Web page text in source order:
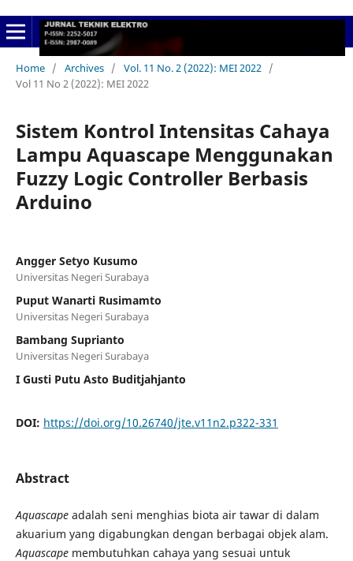
Home / Archives / Vol. 11 No. 2 (2022): MEI 2022 /
Vol 11 No 2 (2022): MEI 2022
Sistem Kontrol Intensitas Cahaya
Lampu Aquascape Menggunakan
Fuzzy Logic Controller Berbasis
Arduino
Angger Setyo Kusumo
Universitas Negeri Surabaya
Puput Wanarti Rusimamto
Universitas Negeri Surabaya
Bambang Suprianto
Universitas Negeri Surabaya
I Gusti Putu Asto Buditjahjanto
DOI: https://doi.org/10.26740/jte.v11n2.p322-331
Abstract
Aquascapeadalah seni menghias biota air tawar di dalam
akuarium yang digabungkan dengan berbagai objek alam.
Aquascapemembutuhkan cahaya yang sesuai untuk